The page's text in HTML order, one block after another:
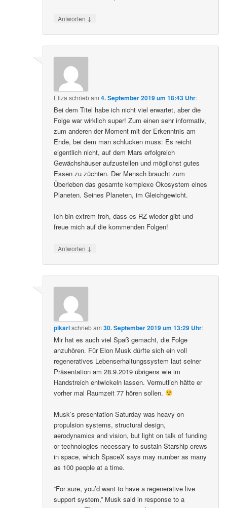
Antworten ↓
Eliza schriebam4. September 2019 um 18:43 Uhr:
Bei dem Titel habe ich nicht viel erwartet, aber die
Folge war wirklich super! Zum einen sehr informativ,
zum anderen der Moment mit der Erkenntnis am
Ende, bei dem man schlucken muss: Es reicht
eigentlich nicht, auf dem Mars erfolgreich
Gewächshäuser aufzustellen und möglichst gutes
Essen zu züchten. Der Mensch braucht zum
Überleben das gesamte komplexe Ökosystem eines
Planeten. Seines Planeten, im Gleichgewicht.
Ich bin extrem froh, dass es RZ wieder gibt und
freue mich auf die kommenden Folgen!
Antworten ↓
pikarlschriebam30. September 2019 um 13:29 Uhr:
Mir hat es auch viel Spaß gemacht, die Folge
anzuhören. Für Elon Musk dürfte sich ein voll
regeneratives Lebenserhaltungssystem laut seiner
Präsentation am 28.9.2019 übrigens wie im
Handstreich entwickeln lassen. Vermutlich hätte er
vorher mal Raumzeit 77 hören sollen.
Musk’s presentation Saturday was heavy on
propulsion systems, structural design,
aerodynamics and vision, but light on talk of funding
or technologies necessary to sustain Starship crews
in space, which SpaceX says may number as many
as 100 people at a time.
“For sure, you’d want to have a regenerative live
support system,” Musk said in response to a